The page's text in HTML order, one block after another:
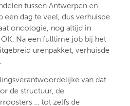
tussen Antwerpen en
dag te veel, dus verhuisde
oncologie, nog altijd in
Na een fulltime job bij het
urenpakket, verhuisde
van dat
de structuur, de
… tot zelfs de